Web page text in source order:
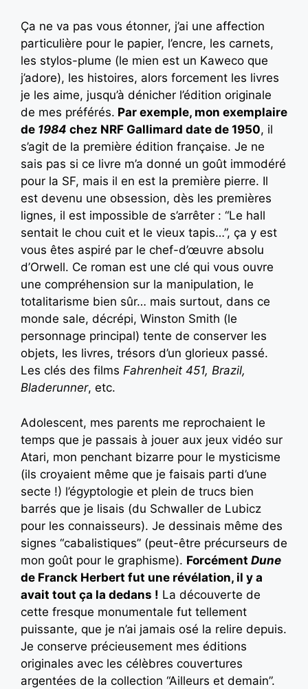
Ça ne va pas vous étonner, j’ai une affection
particulière pour le papier, l’encre, les carnets,
les stylos-plume (le mien est un Kaweco que
j’adore), les histoires, alors forcement les livres
je les aime, jusqu’à dénicher l’édition originale
de mes préférés. Par exemple, mon exemplaire
de 1984 chez NRF Gallimard date de 1950, il
s’agit de la première édition française. Je ne
sais pas si ce livre m’a donné un goût immodéré
pour la SF, mais il en est la première pierre. Il
est devenu une obsession, dès les premières
lignes, il est impossible de s’arrêter : “Le hall
sentait le chou cuit et le vieux tapis…”, ça y est
vous êtes aspiré par le chef-d’œuvre absolu
d’Orwell. Ce roman est une clé qui vous ouvre
une compréhension sur la manipulation, le
totalitarisme bien sûr… mais surtout, dans ce
monde sale, décrépi, Winston Smith (le
personnage principal) tente de conserver les
objets, les livres, trésors d’un glorieux passé.
Les clés des films Fahrenheit 451, Brazil,
Bladerunner, etc.
Adolescent, mes parents me reprochaient le
temps que je passais à jouer aux jeux vidéo sur
Atari, mon penchant bizarre pour le mysticisme
(ils croyaient même que je faisais parti d’une
secte !) l’égyptologie et plein de trucs bien
barrés que je lisais (du Schwaller de Lubicz
pour les connaisseurs). Je dessinais même des
signes “cabalistiques” (peut-être précurseurs de
mon goût pour le graphisme). Forcément Dune
de Franck Herbert fut une révélation, il y a
avait tout ça la dedans ! La découverte de
cette fresque monumentale fut tellement
puissante, que je n’ai jamais osé la relire depuis.
Je conserve précieusement mes éditions
originales avec les célèbres couvertures
argentées de la collection “Ailleurs et demain”.